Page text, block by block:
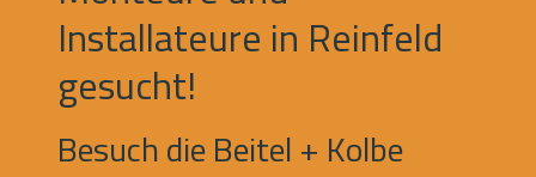
Installateure in Reinfeld
gesucht!
Besuch die Beitel + Kolbe